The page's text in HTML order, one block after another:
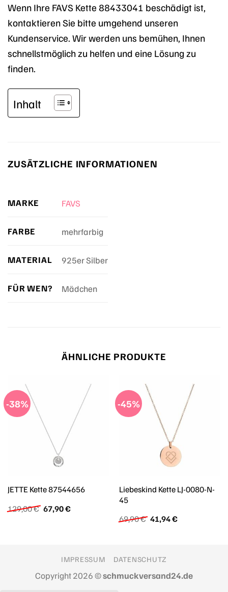
Wenn Ihre FAVS Kette 88433041 beschädigt ist,
kontaktieren Sie bitte umgehend unseren
Kundenservice. Wir werden uns bemühen, Ihnen
schnellstmöglich zu helfen und eine Lösung zu
finden.
Inhalt
ZUSÄTZLICHE INFORMATIONEN
MARKE FAVS
FARBE mehrfarbig
MATERIAL 925er Silber
FÜR WEN? Mädchen
ÄHNLICHE PRODUKTE
-38%
JETTE Kette 87544656
129,00€ Ursprünglicher
Preis
67,90€Aktueller
-45%
Liebeskind Kette LJ-0080-N-
45
69,90€ Ursprünglicher
Preis
41,94€Aktueller
IMPRESSUM DATENSCHUTZ
Copyright 2026 ©schmuckversand24.de